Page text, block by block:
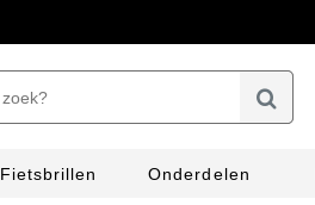
Fietsbrillen Onderdelen